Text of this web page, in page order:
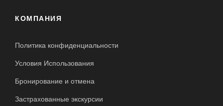
КОМПАНИЯ
Политика конфиденциальности
Условия Использования
Бронирование и отмена
Застрахованные экскурсии